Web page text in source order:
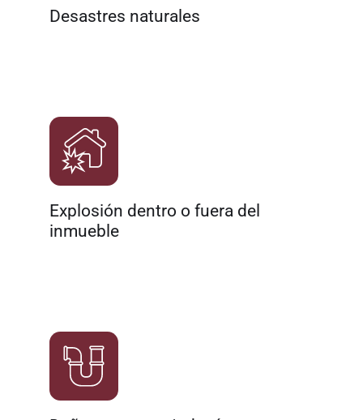
Desastres naturales
Explosión dentro o fuera del
inmueble